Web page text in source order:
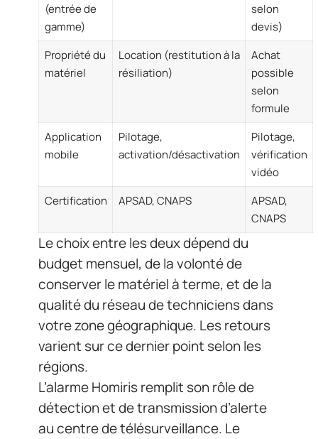
(entrée de
gamme)
selon
devis)
Propriété du
matériel
Location (restitution à la
résiliation)
Achat
possible
selon
formule
Application
mobile
Pilotage,
activation/désactivation
Pilotage,
vérification
vidéo
Certification
APSAD, CNAPS
APSAD,
CNAPS
Le choix entre les deux dépend du
budget mensuel, de la volonté de
conserver le matériel à terme, et de la
qualité du réseau de techniciens dans
votre zone géographique. Les retours
varient sur ce dernier point selon les
régions.
L’alarme Homiris remplit son rôle de
détection et de transmission d’alerte
au centre de télésurveillance. Le